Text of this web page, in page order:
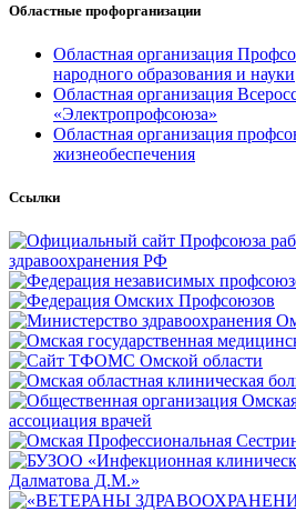
Областные профорганизации
Областная организация
народного образования и науки
Областная организация
«Электропрофсоюза»
Областная организация
жизнеобеспечения
Ссылки